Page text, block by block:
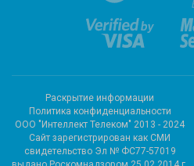
Раскрытие информации
Политика конфиденциальности
ООО "Интеллект Телеком" 2013 - 2024
Cайт зарегистрирован как СМИ
свидетельство Эл № ФС77-57019